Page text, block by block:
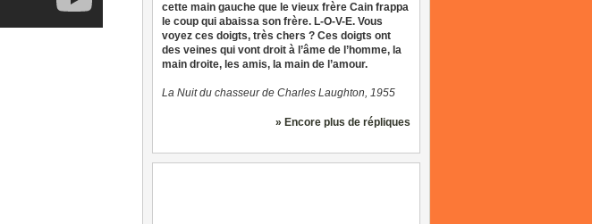
cette main gauche que le vieux frère Cain frappa
le coup qui abaissa son frère. L-O-V-E. Vous
voyez ces doigts, très chers ? Ces doigts ont
des veines qui vont droit à l’âme de l’homme, la
main droite, les amis, la main de l’amour.
La Nuit du chasseur de Charles Laughton, 1955
» Encore plus de répliques